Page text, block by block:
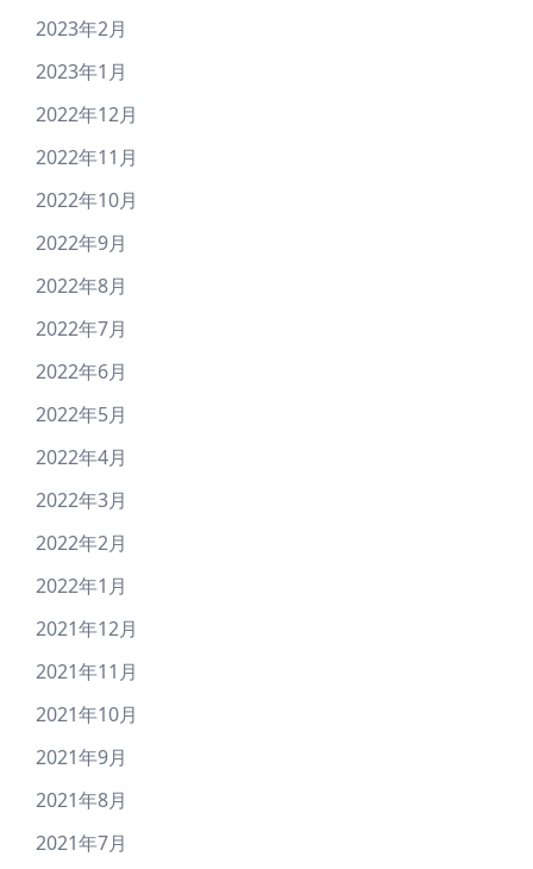
2023年2月
2023年1月
2022年12月
2022年11月
2022年10月
2022年9月
2022年8月
2022年7月
2022年6月
2022年5月
2022年4月
2022年3月
2022年2月
2022年1月
2021年12月
2021年11月
2021年10月
2021年9月
2021年8月
2021年7月